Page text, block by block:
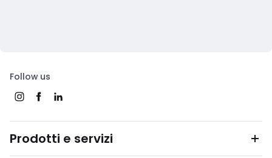
Follow us
Prodotti e servizi